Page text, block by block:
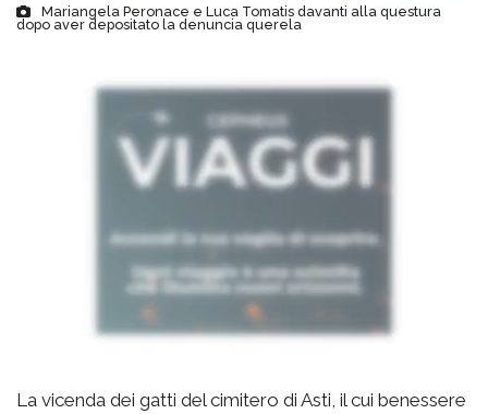
Mariangela Peronace e Luca Tomatis davanti alla questura
dopo aver depositato la denuncia querela
La vicenda dei gatti del cimitero di Asti, il cui benessere